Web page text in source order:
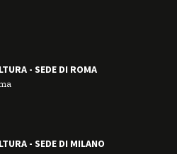
- SEDE DI ROMA
- SEDE DI MILANO